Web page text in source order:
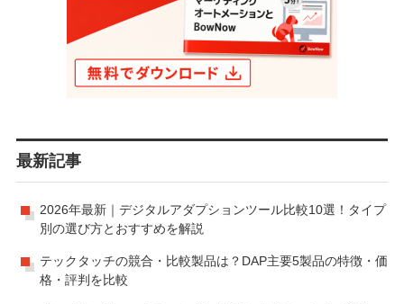
最新記事
2026年最新｜デジタルアダプションツール比較10選！タイプ
別の選び方とおすすめを解説
テックタッチの競合・比較製品は？DAP主要5製品の特徴・価
格・評判を比較